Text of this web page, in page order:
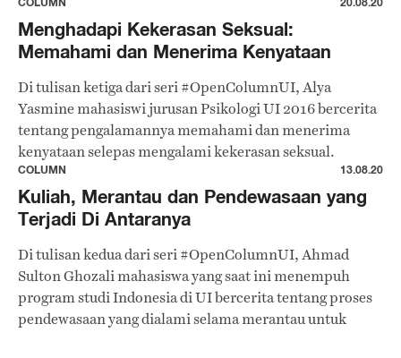
Menghadapi Kekerasan Seksual:
Memahami dan Menerima Kenyataan
Di tulisan ketiga dari seri #OpenColumnUI, Alya
Yasmine mahasiswi jurusan Psikologi UI 2016 bercerita
tentang pengalamannya memahami dan menerima
kenyataan selepas mengalami kekerasan seksual.
COLUMN 13.08.20
Kuliah, Merantau dan Pendewasaan yang
Terjadi Di Antaranya
Di tulisan kedua dari seri #OpenColumnUI, Ahmad
Sulton Ghozali mahasiswa yang saat ini menempuh
program studi Indonesia di UI bercerita tentang proses
pendewasaan yang dialami selama merantau untuk